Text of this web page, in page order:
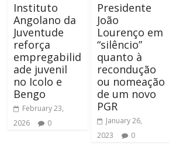
Instituto
Angolano da
Juventude
reforça
empregabilid
ade juvenil
no Icolo e
Bengo
February 23,
2026
0
Presidente
João
Lourenço em
“silêncio”
quanto à
recondução
ou nomeação
de um novo
PGR
January 26,
2023
0